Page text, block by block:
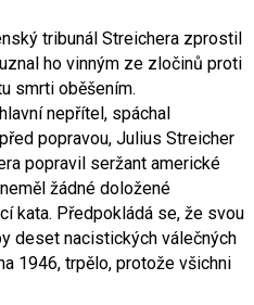
tribunál Streichera zprostil
ho vinným ze zločinů proti
smrti oběšením.
nepřítel, spáchal
popravou, Julius Streicher
popravil seržant americké
žádné doložené
kata. Předpokládá se, že svou
deset nacistických válečných
1946, trpělo, protože všichni